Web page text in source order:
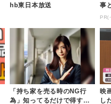
hb東日本放送
事
PR(
「持ち家を売る時のNG行
為」知ってるだけで得する
映
し